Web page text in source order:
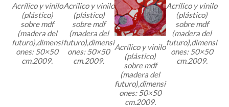
Acrílico y vinilo
(plástico)
sobre mdf
(madera del
futuro),dimensi
ones: 50×50
cm.2009.
Acrílico y vinilo
(plástico)
sobre mdf
(madera del
futuro),dimensi
ones: 50×50
cm.2009.
Acrílico y vinilo
(plástico)
sobre mdf
(madera del
futuro),dimensi
ones: 50×50
cm.2009.
Acrílico y vinilo
(plástico)
sobre mdf
(madera del
futuro),dimensi
ones: 50×50
cm.2009.